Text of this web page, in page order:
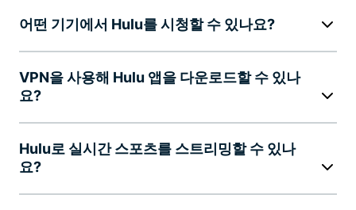
어떤 기기에서 Hulu를 시청할 수 있나요?
VPN을 사용해 Hulu 앱을 다운로드할 수 있나
요?
Hulu로 실시간 스포츠를 스트리밍할 수 있나
요?